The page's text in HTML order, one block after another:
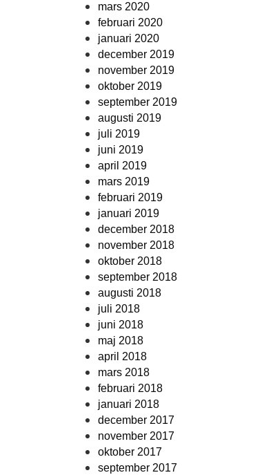
mars 2020
februari 2020
januari 2020
december 2019
november 2019
oktober 2019
september 2019
augusti 2019
juli 2019
juni 2019
april 2019
mars 2019
februari 2019
januari 2019
december 2018
november 2018
oktober 2018
september 2018
augusti 2018
juli 2018
juni 2018
maj 2018
april 2018
mars 2018
februari 2018
januari 2018
december 2017
november 2017
oktober 2017
september 2017